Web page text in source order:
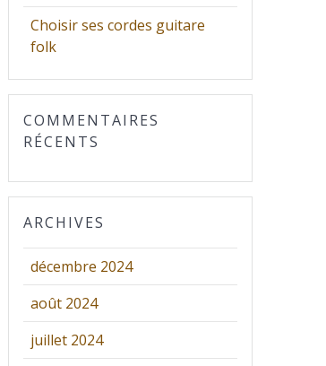
Choisir ses cordes guitare
folk
COMMENTAIRES
RÉCENTS
ARCHIVES
décembre 2024
août 2024
juillet 2024